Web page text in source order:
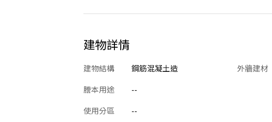
建物詳情
建物結構 鋼筋混凝土造 外牆建材
謄本用途
--
使用分區
--